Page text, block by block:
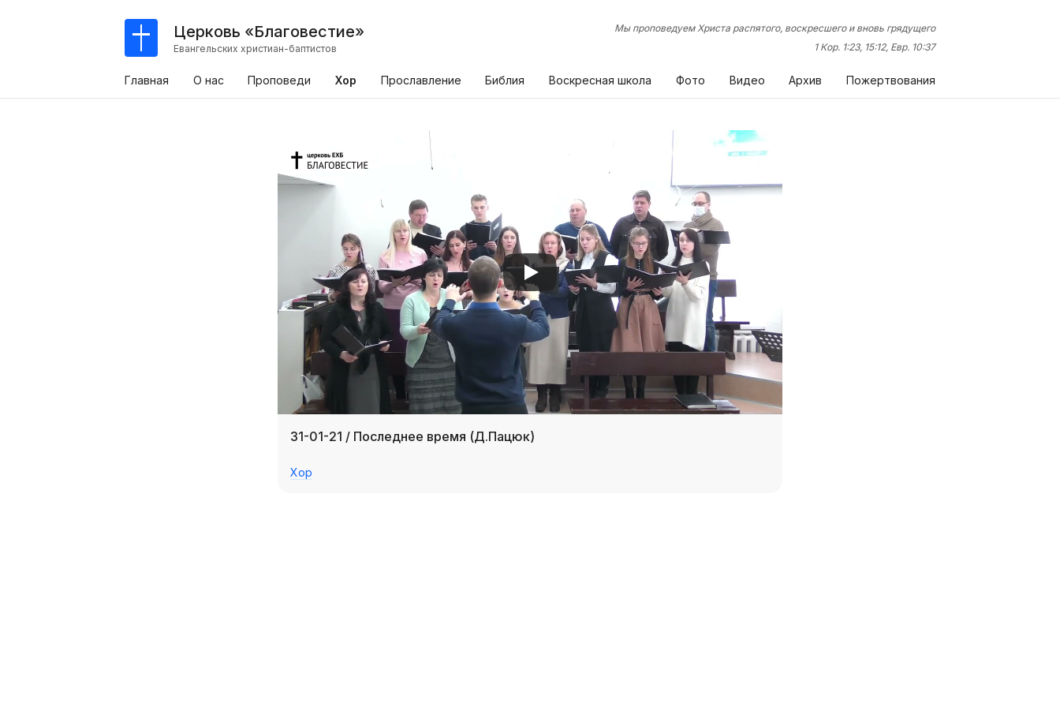
Церковь «Благовестие»
Евангельских христиан-баптистов
Мы проповедуем Христа распятого, воскресшего и вновь грядущего
1 Кор. 1:23, 15:12, Евр. 10:37
Главная О нас Проповеди Хор Прославление Библия Воскресная школа Фото Видео Архив Пожертвования
31-01-21 / Последнее время (Д.Пацюк)
Хор